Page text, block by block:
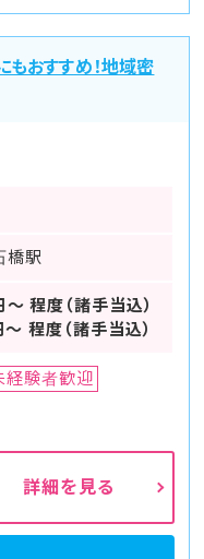
おすすめ！地域密
橋駅
～ 程度（諸手当込）
程度（諸手当込）
経験者歓迎
詳細を見る